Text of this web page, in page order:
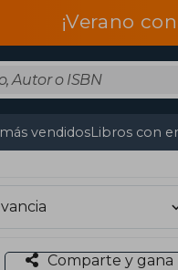
¡Verano
vendidosLibros con
Comparte y gana